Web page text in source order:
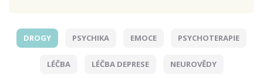
DROGY PSYCHIKA EMOCE PSYCHOTERAPIE
LÉČBA LÉČBA DEPRESE NEUROVĚDY